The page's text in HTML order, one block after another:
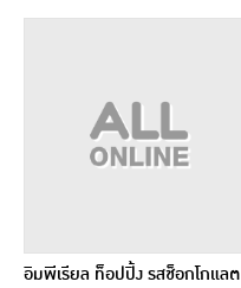
อิมพีเรียล ท็อปปิ้ง รสช็อกโกแลต